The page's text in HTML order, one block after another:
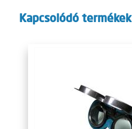
Kapcsolódó termékek